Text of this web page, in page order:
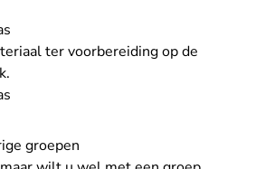
ter voorbereiding op de
groepen